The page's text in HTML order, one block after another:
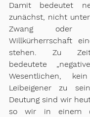
Damit bedeutet
zunächst, nicht
Zwang oder
Willkürherrschaft
stehen. Zu
bedeutete
Wesentlichen,
Leibeigener zu
Deutung sind wir
so wir in einem